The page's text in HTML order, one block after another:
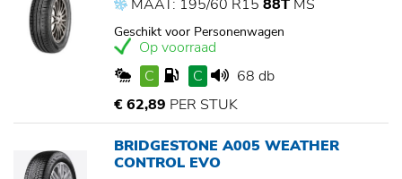
MAAT: 195/60 R15 88T MS
Geschikt voor Personenwagen
Op voorraad
C
C
68 db
€ 62,89 PER STUK
BRIDGESTONE A005 WEATHER
CONTROL EVO